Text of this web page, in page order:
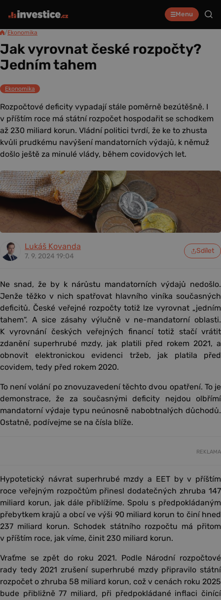
Menu
/Ekonomika
Jak vyrovnat české rozpočty?
Jedním tahem
Ekonomika
Rozpočtové deficity vypadají stále poměrně bezútěšně. I
v příštím roce má státní rozpočet hospodařit se schodkem
až 230 miliard korun. Vládní politici tvrdí, že ke to zhusta
kvůli prudkému navýšení mandatorních výdajů, k němuž
došlo ještě za minulé vlády, během covidových let.
Lukáš Kovanda
7. 9. 2024 19:04
Sdílet
Ne snad, že by k nárůstu mandatorních výdajů nedošlo.
Jenže těžko v nich spatřovat hlavního viníka současných
deficitů. České veřejné rozpočty totiž lze vyrovnat „jedním
tahem“. A sice zásahy výlučně v ne-mandatorní oblasti.
K vyrovnání českých veřejných financí totiž stačí vrátit
zdanění superhrubé mzdy, jak platili před rokem 2021, a
obnovit elektronickou evidenci tržeb, jak platila před
covidem, tedy před rokem 2020.
To není volání po znovuzavedení těchto dvou opatření. To je
demonstrace, že za současnými deficity nejdou olbřímí
mandatorní výdaje typu neúnosně nabobtnalých důchodů.
Ostatně, podívejme se na čísla blíže.
REKLAMA
Hypotetický návrat superhrubé mzdy a EET by v příštím
roce veřejným rozpočtům přinesl dodatečných zhruba 147
miliard korun, jak dále přiblížíme. Spolu s předpokládaným
přebytkem krajů a obcí ve výši 90 miliard korun to činí hned
237 miliard korun. Schodek státního rozpočtu má přitom
v příštím roce, jak víme, činit 230 miliard korun.
Vraťme se zpět do roku 2021. Podle Národní rozpočtové
rady tedy 2021 zrušení superhrubé mzdy připravilo státní
rozpočet o zhruba 58 miliard korun, což v cenách roku 2025
bude přibližně 77 miliard, při předpokládané inflaci činící